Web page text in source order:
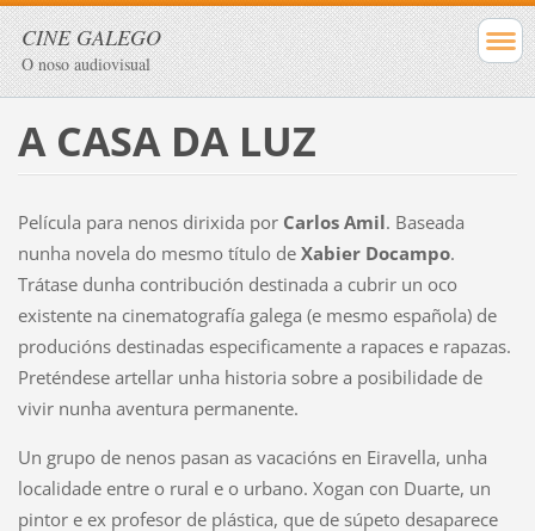
CINE GALEGO
O noso audiovisual
A CASA DA LUZ
Película para nenos dirixida por Carlos Amil. Baseada
nunha novela do mesmo título de Xabier Docampo.
Trátase dunha contribución destinada a cubrir un oco
existente na cinematografía galega (e mesmo española) de
producións destinadas especificamente a rapaces e rapazas.
Preténdese artellar unha historia sobre a posibilidade de
vivir nunha aventura permanente.
Un grupo de nenos pasan as vacacións en Eiravella, unha
localidade entre o rural e o urbano. Xogan con Duarte, un
pintor e ex profesor de plástica, que de súpeto desaparece